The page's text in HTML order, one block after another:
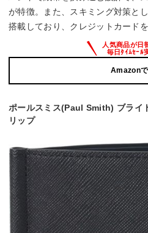
が特徴。また、スキミング対策と
搭載しており、クレジットカード
Amazon
ポールスミス(Paul Smith) ブライ
リップ